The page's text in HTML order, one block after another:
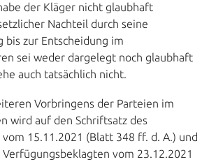
der Kläger nicht glaubhaft
Nachteil durch seine
bis zur Entscheidung im
sei weder dargelegt noch glaubhaft
auch tatsächlich nicht.
Vorbringens der Parteien im
wird auf den Schriftsatz des
15.11.2021 (Blatt 348 ff. d. A.) und
vom 23.12.2021